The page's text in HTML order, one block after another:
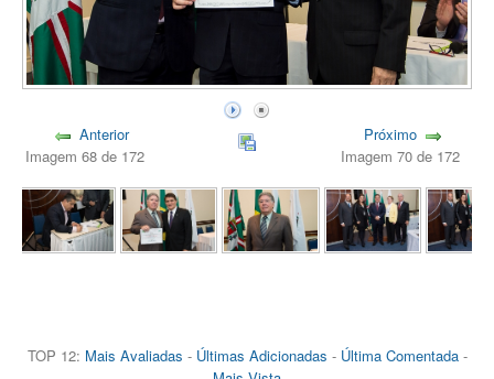
Anterior
Imagem 68 de 172
Próximo
Imagem 70 de 172
TOP 12: Mais Avaliadas - Últimas Adicionadas - Última Comentada-